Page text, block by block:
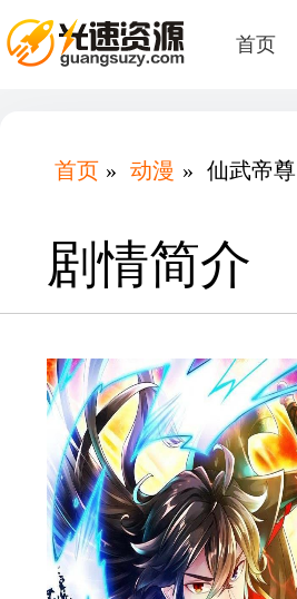
首页
首页 » 动漫 » 仙武帝尊
剧情简介